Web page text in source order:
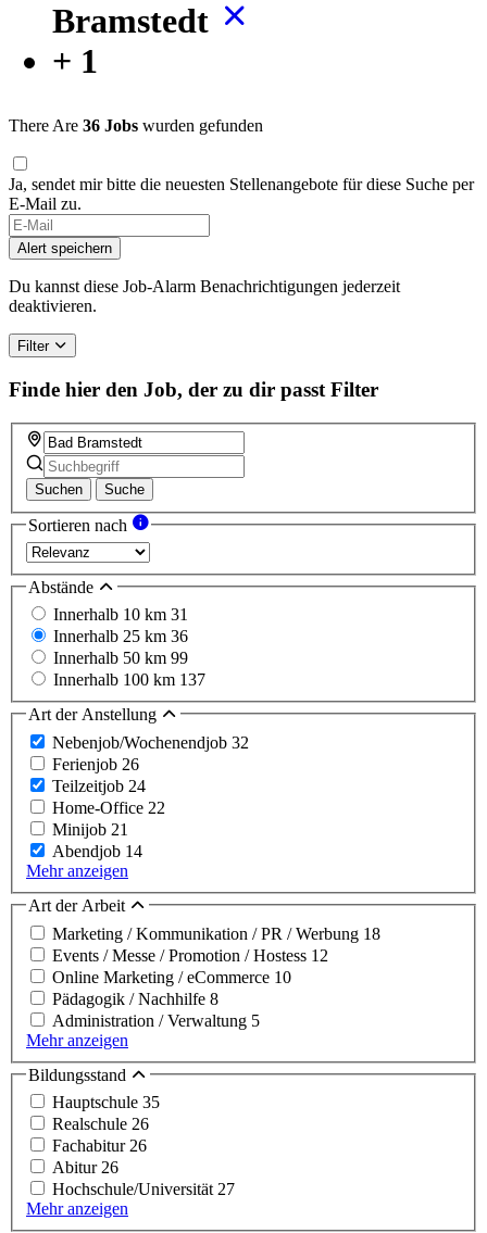
Bramstedt
+ 1
There Are 36 Jobs wurden gefunden
Ja, sendet mir bitte die neuesten Stellenangebote für diese Suche per
E-Mail zu.
If
you
are
a
human,
this
field
Alert speichern
Du kannst diese Job-Alarm Benachrichtigungen jederzeit
deaktivieren.
Filter
Finde hier den Job, der zu dir passt Filter
Suchen Suche
Sortieren nach
Abstände
Innerhalb 10 km 31
Innerhalb 25 km 36
Innerhalb 50 km 99
Innerhalb 100 km 137
Art der Anstellung
Nebenjob/Wochenendjob 32
Ferienjob 26
Teilzeitjob 24
Home-Office 22
Minijob 21
Abendjob 14
Mehr anzeigen
Art der Arbeit
Marketing / Kommunikation / PR / Werbung 18
Events / Messe / Promotion / Hostess 12
Online Marketing / eCommerce 10
Pädagogik / Nachhilfe 8
Administration / Verwaltung 5
Mehr anzeigen
Bildungsstand
Hauptschule 35
Realschule 26
Fachabitur 26
Abitur 26
Hochschule/Universität 27
Mehr anzeigen